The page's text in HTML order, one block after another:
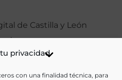
privacidad
con una finalidad técnica, para
de Castilla y León
Ganadería, Ganaderos,